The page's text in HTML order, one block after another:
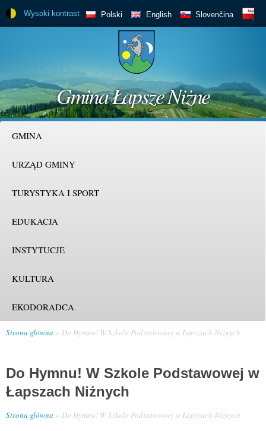
do
treści
BIP
Polski English Slovenčina
Wysoki kontrast
Gmina Łapsze Niżne
GMINA
URZĄD GMINY
TURYSTYKA I SPORT
EDUKACJA
INSTYTUCJE
KULTURA
EKODORADCA
Strona główna Do Hymnu! W Szkole Podstawowej w Łapszach Niżnych
Do Hymnu! W Szkole Podstawowej w
Łapszach Niżnych
Strona główna Do Hymnu! W Szkole Podstawowej w Łapszach Niżnych